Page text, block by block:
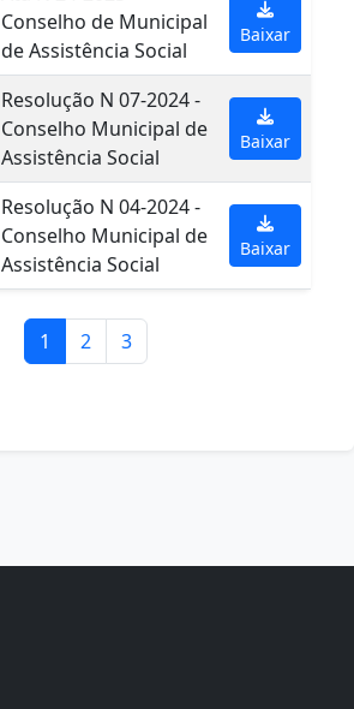
Conselho de Municipal
de Assistência Social
Baixar
Resolução N 07-2024 -
Conselho Municipal de
Assistência Social
Baixar
Resolução N 04-2024 -
Conselho Municipal de
Assistência Social
Baixar
1 2 3